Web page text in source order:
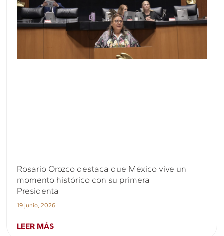
Rosario Orozco destaca que México vive un
momento histórico con su primera
Presidenta
19 junio, 2026
LEER MÁS